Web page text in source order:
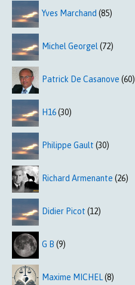
Yves Marchand (85)
Michel Georgel (72)
Patrick De Casanove (60)
H16(30)
Philippe Gault (30)
Richard Armenante (26)
Didier Picot (12)
G B (9)
Maxime MICHEL(8)